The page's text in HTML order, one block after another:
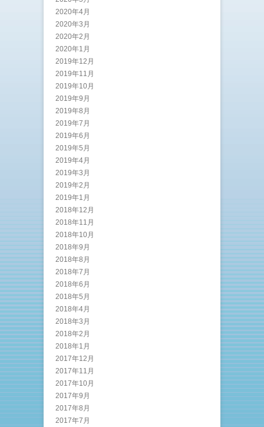
2020年4月
2020年3月
2020年2月
2020年1月
2019年12月
2019年11月
2019年10月
2019年9月
2019年8月
2019年7月
2019年6月
2019年5月
2019年4月
2019年3月
2019年2月
2019年1月
2018年12月
2018年11月
2018年10月
2018年9月
2018年8月
2018年7月
2018年6月
2018年5月
2018年4月
2018年3月
2018年2月
2018年1月
2017年12月
2017年11月
2017年10月
2017年9月
2017年8月
2017年7月